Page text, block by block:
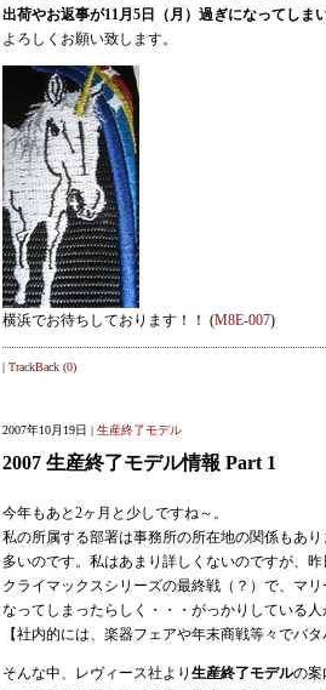
出荷やお返事が11月5日（月）過ぎになってしま
よろしくお願い致します。
横浜でお待ちしております！！ (M8E-007)
| TrackBack (0)
2007年10月19日 | 生産終了モデル
2007 生産終了モデル情報 Part 1
今年もあと2ヶ月と少しですね～。
私の所属する部署は事務所の所在地の関係もあ
多いのです。私はあまり詳しくないのですが、
クライマックスシリーズの最終戦（？）で、マ
なってしまったらしく・・・がっかりしている人
【社内的には、楽器フェアや年末商戦等々でバ
そんな中、レヴィース社より 生産終了モデルの案